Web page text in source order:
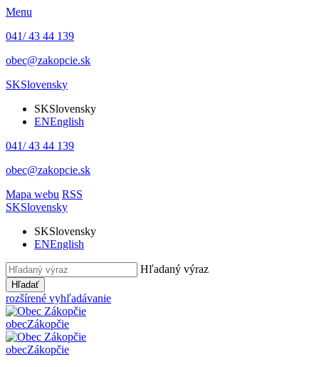
Menu
041/ 43 44 139
obec@zakopcie.sk
SKSlovensky
SKSlovensky
ENEnglish
041/ 43 44 139
obec@zakopcie.sk
Mapa webu RSS
SKSlovensky
SKSlovensky
ENEnglish
Hľadaný výraz
Hľadať
rozšírené vyhľadávanie
obecZákopčie
obecZákopčie